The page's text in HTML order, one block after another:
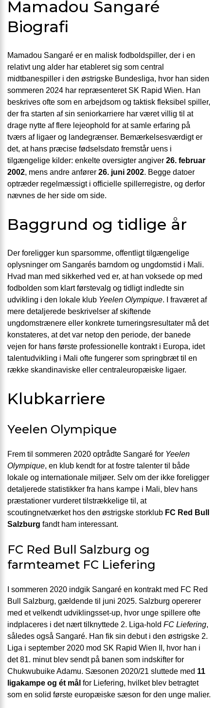
Mamadou Sangaré
Biografi
Mamadou Sangaré er en malisk fodboldspiller, der i en
relativt ung alder har etableret sig som central
midtbanespiller i den østrigske Bundesliga, hvor han siden
sommeren 2024 har repræsenteret SK Rapid Wien. Han
beskrives ofte som en arbejdsom og taktisk fleksibel spiller,
der fra starten af sin seniorkarriere har været villig til at
drage nytte af flere lejeophold for at samle erfaring på
tværs af ligaer og landegrænser. Bemærkelsesværdigt er
det, at hans præcise fødselsdato fremstår uens i
tilgængelige kilder: enkelte oversigter angiver 26. februar
2002, mens andre anfører 26. juni 2002. Begge datoer
optræder regelmæssigt i officielle spillerregistre, og derfor
nævnes de her side om side.
Baggrund og tidlige år
Der foreligger kun sparsomme, offentligt tilgængelige
oplysninger om Sangarés barndom og ungdomstid i Mali.
Hvad man med sikkerhed ved er, at han voksede op med
fodbolden som klart førstevalg og tidligt indledte sin
udvikling i den lokale klub Yeelen Olympique. I fraværet af
mere detaljerede beskrivelser af skiftende
ungdomstrænere eller konkrete turneringsresultater må det
konstateres, at det var netop den periode, der banede
vejen for hans første professionelle kontrakt i Europa, idet
talentudvikling i Mali ofte fungerer som springbræt til en
række skandinaviske eller centraleuropæiske ligaer.
Klubkarriere
Yeelen Olympique
Frem til sommeren 2020 optrådte Sangaré for Yeelen
Olympique, en klub kendt for at fostre talenter til både
lokale og internationale miljøer. Selv om der ikke foreligger
detaljerede statistikker fra hans kampe i Mali, blev hans
præstationer vurderet tilstrækkelige til, at
scoutingnetværket hos den østrigske storklub FC Red Bull
Salzburg fandt ham interessant.
FC Red Bull Salzburg og
farmteamet FC Liefering
I sommeren 2020 indgik Sangaré en kontrakt med FC Red
Bull Salzburg, gældende til juni 2025. Salzburg opererer
med et velkendt udviklingsset-up, hvor unge spillere ofte
indplaceres i det nært tilknyttede 2. Liga-hold FC Liefering,
således også Sangaré. Han fik sin debut i den østrigske 2.
Liga i september 2020 mod SK Rapid Wien II, hvor han i
det 81. minut blev sendt på banen som indskifter for
Chukwubuike Adamu. Sæsonen 2020/21 sluttede med 11
ligakampe og ét mål for Liefering, hvilket blev betragtet
som en solid første europæiske sæson for den unge malier.